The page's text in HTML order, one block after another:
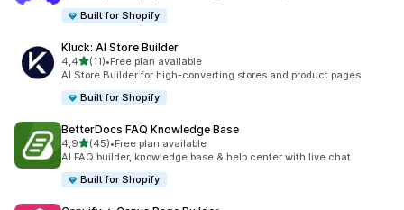
Built for Shopify
Kluck: AI Store Builder
4,4de 5 estrelas
(11)
11 total de avaliações
•Free plan available
AI Store Builder for high-converting stores and product pages
Built for Shopify
BetterDocs FAQ Knowledge Base
4,9de 5 estrelas
(45)
45 total de avaliações
•Free plan available
AI FAQ builder, knowledge base & help center with live chat
Built for Shopify